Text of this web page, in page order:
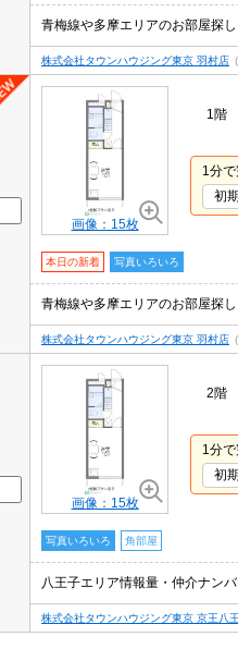
株式会社タウンハウジング東京 羽村店
画像：15枚
1階
1分
初
本日の新着 写真いろいろ
株式会社タウンハウジング東京 羽村店
画像：15枚
2階
1分
初
写真いろいろ 角部屋
株式会社タウンハウジング東京 京王八